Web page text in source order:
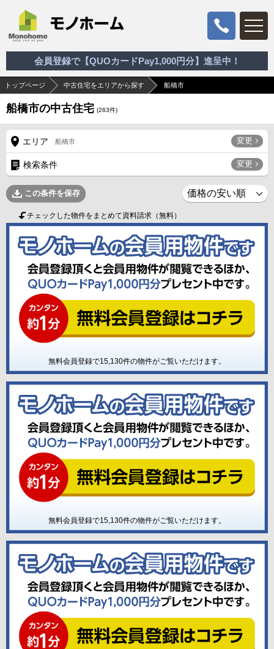
会員登録で【QUOカードPay1,000円分】進呈中！
トップページ 中古住宅をエリアから探す 船橋市
船橋市の中古住宅 (263件)
エリア 船橋市 変更
検索条件 変更
この条件を保存
チェックした物件をまとめて資料請求（無料）
無料会員登録で15,130件の物件がご覧いただけます。
無料会員登録で15,130件の物件がご覧いただけます。